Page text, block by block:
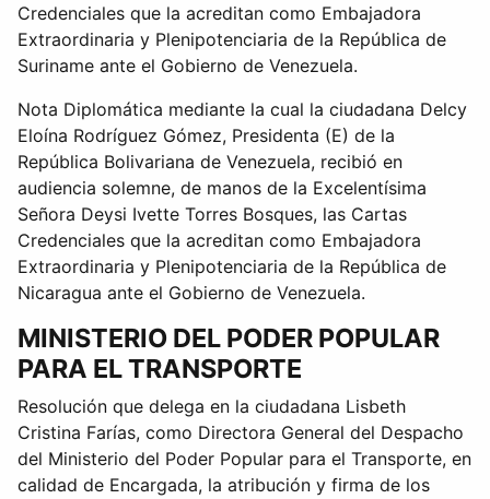
Credenciales que la acreditan como Embajadora
Extraordinaria y Plenipotenciaria de la República de
Suriname ante el Gobierno de Venezuela.
Nota Diplomática mediante la cual la ciudadana Delcy
Eloína Rodríguez Gómez, Presidenta (E) de la
República Bolivariana de Venezuela, recibió en
audiencia solemne, de manos de la Excelentísima
Señora Deysi Ivette Torres Bosques, las Cartas
Credenciales que la acreditan como Embajadora
Extraordinaria y Plenipotenciaria de la República de
Nicaragua ante el Gobierno de Venezuela.
MINISTERIO DEL PODER POPULAR
PARA EL TRANSPORTE
Resolución que delega en la ciudadana Lisbeth
Cristina Farías, como Directora General del Despacho
del Ministerio del Poder Popular para el Transporte, en
calidad de Encargada, la atribución y firma de los